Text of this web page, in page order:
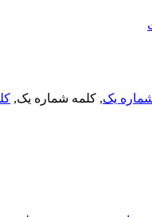
یک, کلمه شماره یک,